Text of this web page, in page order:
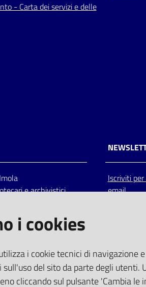
- Carta dei servizi e delle
e archivistici
0542.6026.36 fax
Iscriviti
email
i cookies
i cookie tecnici di navigazione
del sito da parte degli utenti.
cliccando sul pulsante 'Cambia le